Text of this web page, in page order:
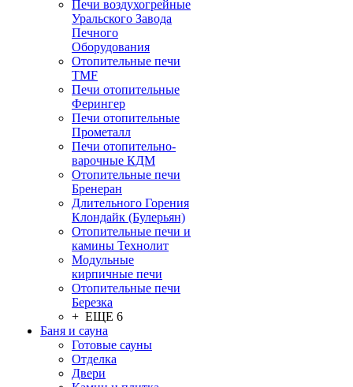
Печи воздухогрейные
Уральского Завода
Печного
Оборудования
Отопительные печи
TMF
Печи отопительные
Ферингер
Печи отопительные
Прометалл
Печи отопительно-
варочные КДМ
Отопительные печи
Бренеран
Длительного Горения
Клондайк (Булерьян)
Отопительные печи и
камины Технолит
Модульные
кирпичные печи
Отопительные печи
Березка
+ ЕЩЕ 6
Баня и сауна
Готовые сауны
Отделка
Двери